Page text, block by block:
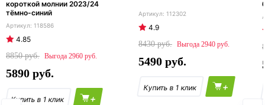
короткой молнии 2023/24
тёмно-синий
118586
4.85
8850
2960
5890
+
112302
4.9
8430
2940
5490
+